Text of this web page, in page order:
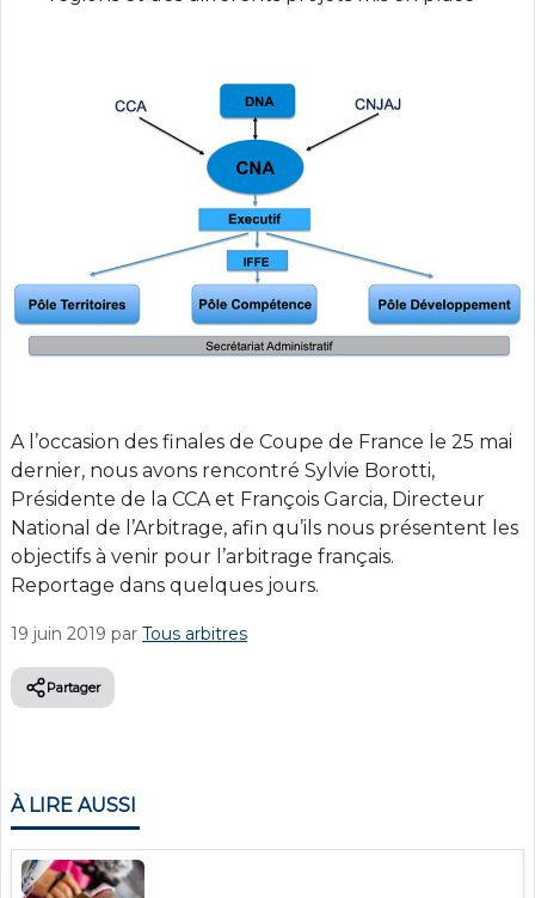
A l’occasion des finales de Coupe de France le 25 mai
dernier, nous avons rencontré Sylvie Borotti,
Présidente de la CCA et François Garcia, Directeur
National de l’Arbitrage, afin qu’ils nous présentent les
objectifs à venir pour l’arbitrage français.
Reportage dans quelques jours.
19 juin 2019 par Tous arbitres
Partager
À LIRE AUSSI